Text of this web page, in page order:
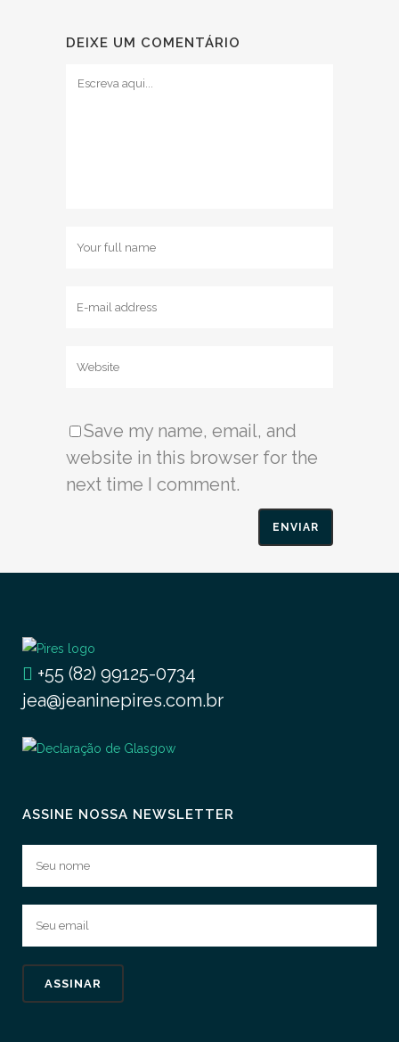
DEIXE UM COMENTÁRIO
Save my name, email, and
website in this browser for the
next time I comment.
+55 (82) 99125-0734
jea@jeaninepires.com.br
ASSINE NOSSA NEWSLETTER